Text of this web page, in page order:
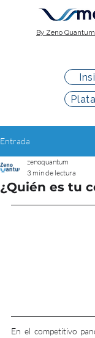
By Zeno Quantum
Entrada
¿Quién es tu
zenoquantum
3 min de lectura
En el competitivo